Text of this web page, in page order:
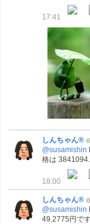
17:41
しんちゃん®
@susamishin
格は
18:00
しんちゃん®
@susamishin
49.2775円で